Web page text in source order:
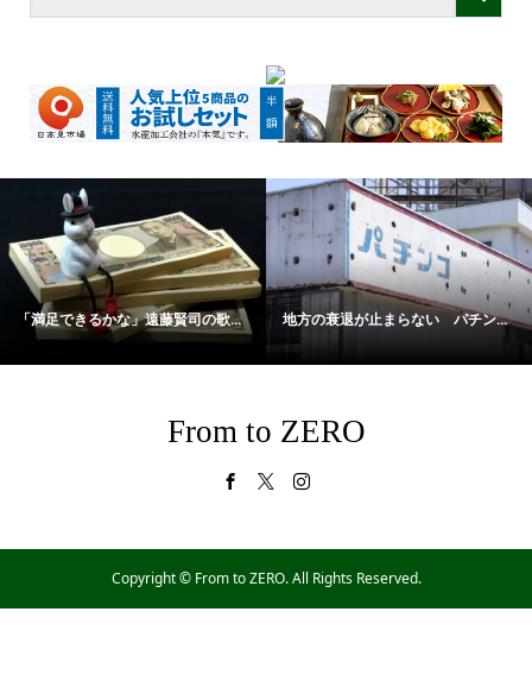
「満足できるかな」遠藤賢司の歌... 地方の衰退が止まらない パチン...
From to ZERO
Copyright ©From to ZERO. All Rights Reserved.